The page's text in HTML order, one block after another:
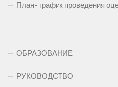
План- график проведения
ОБРАЗОВАНИЕ
РУКОВОДСТВО